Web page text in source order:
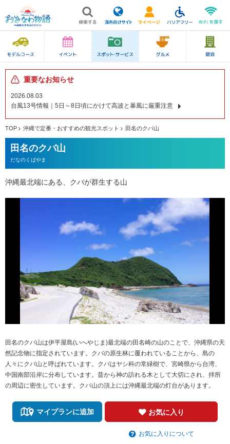
重要なお知らせ
2026.08.03
台風13号情報｜5日～8日頃にかけて高波と暴風に厳重注意
TOP 沖縄で定番・おすすめの観光スポット 田名のクバ山
田名のクバ山
だなのくばやま
沖縄最北端にある、クバが群生する山
田名のクバ山は伊平屋島(いへやじま)最北端の田名崎の山のことで、沖縄県の天
然記念物に指定されています。クバの原生林に覆われていることから、島の
人々にクバ山と呼ばれています。クバはヤシ科の常緑樹で、宮崎県から台湾、
中国南部沿岸に分布しています。昔から神の訪れる木として大切にされ、拝所
の周辺に密生しています。クバ山の頂上には沖縄最北端の灯台があります。
マイプランに追加 お気に入り
お気に入りについて